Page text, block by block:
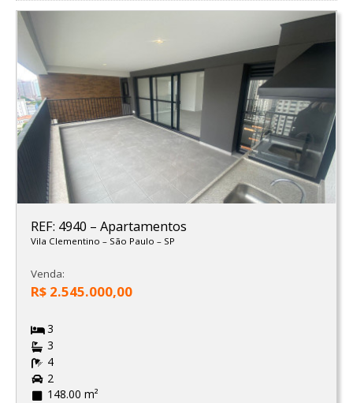
REF: 4940 – Apartamentos
Vila Clementino – São Paulo – SP
Venda:
R$ 2.545.000,00
3
3
4
2
148.00 m²